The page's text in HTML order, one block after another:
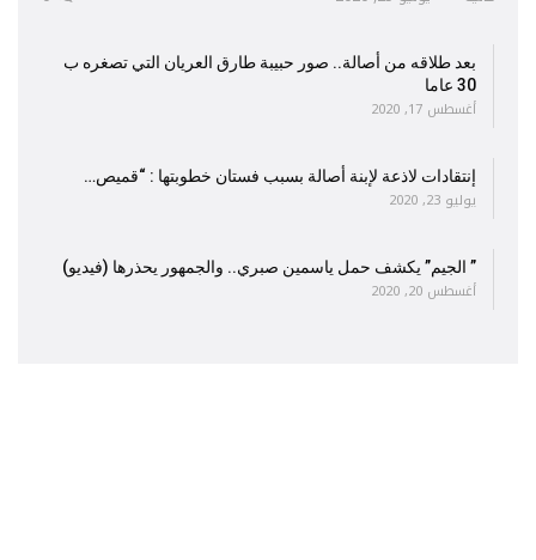
بعد طلاقه من أصالة.. صور حبيبة طارق العريان التي تصغره ب
30 عاما
أغسطس 17, 2020
إنتقادات لاذعة لإبنة أصالة بسبب فستان خطوبتها : “قميص…
يوليو 23, 2020
” الجيم” يكشف حمل ياسمين صبري.. والجمهور يحذرها (فيديو)
أغسطس 20, 2020